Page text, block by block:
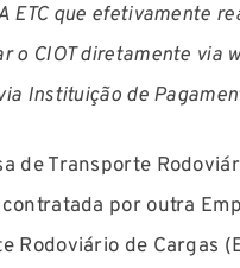
ETC que efetivamente
o CIOT diretamente via
Instituição de
de Transporte
por outra
Rodoviário de Cargas